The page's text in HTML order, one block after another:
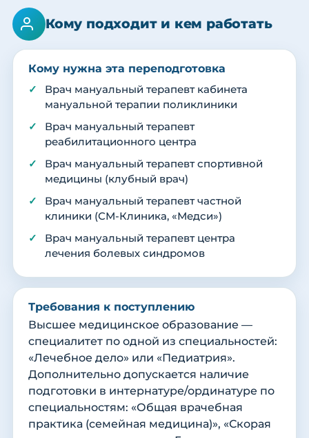
Кому подходит и кем работать
Кому нужна эта переподготовка
Врач мануальный терапевт кабинета
мануальной терапии поликлиники
Врач мануальный терапевт
реабилитационного центра
Врач мануальный терапевт спортивной
медицины (клубный врач)
Врач мануальный терапевт частной
клиники (СМ-Клиника, «Медси»)
Врач мануальный терапевт центра
лечения болевых синдромов
Требования к поступлению
Высшее медицинское образование —
специалитет по одной из специальностей:
«Лечебное дело» или «Педиатрия».
Дополнительно допускается наличие
подготовки в интернатуре/ординатуре по
специальностям: «Общая врачебная
практика (семейная медицина)», «Скорая